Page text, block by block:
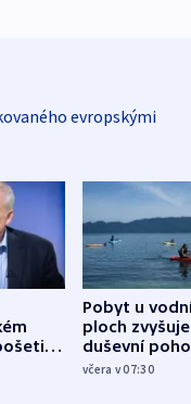
evropskými
Pobyt u
ploch zvyšuje
duševní
ukázala
včera v 07:30